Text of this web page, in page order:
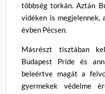
többség torkán. Aztán
vidéken is
évben Pécsen.
Másrészt tisztában
Budapest Pride és
beleértve magát a
gyermekek védelme